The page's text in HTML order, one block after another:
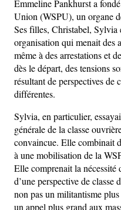
Emmeline Pankhurst a
Union (WSPU), un organe
Ses filles, Christabel, Sylvia
organisation qui menait des
même à des arrestations et
dès le départ, des tensions
résultant de perspectives de
différentes.
Sylvia, en particulier,
générale de la classe
convaincue. Elle combinait
à une mobilisation de la
Elle comprenait la nécessité
d’une perspective de
non pas un militantisme
un appel plus grand aux